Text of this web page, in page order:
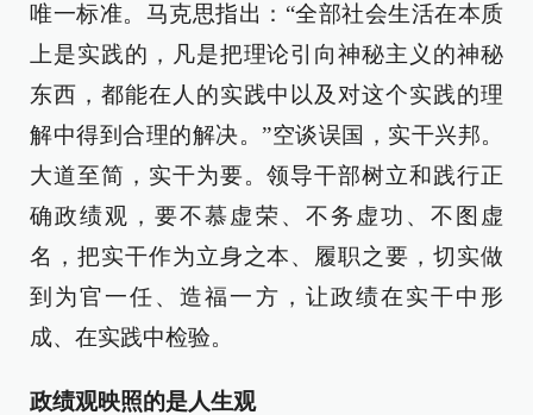
唯一标准。马克思指出：“全部社会生活在本质
上是实践的，凡是把理论引向神秘主义的神秘
东西，都能在人的实践中以及对这个实践的理
解中得到合理的解决。”空谈误国，实干兴邦。
大道至简，实干为要。领导干部树立和践行正
确政绩观，要不慕虚荣、不务虚功、不图虚
名，把实干作为立身之本、履职之要，切实做
到为官一任、造福一方，让政绩在实干中形
成、在实践中检验。
政绩观映照的是人生观